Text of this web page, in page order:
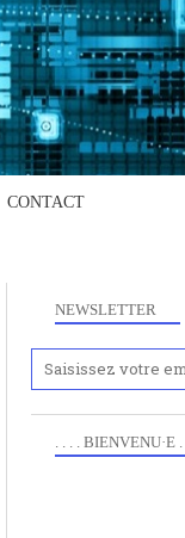
CONTACT
NEWSLETTER
. . . . BIENVENU·E . .
Anciennement
en 2006 lors du
a rendu